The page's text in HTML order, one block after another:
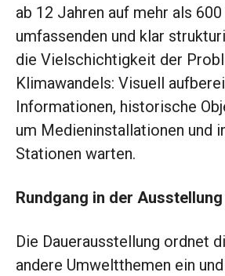
ab 12 Jahren auf mehr als 600
umfassenden und klar
die Vielschichtigkeit der
Klima­wandels: Visuell
Informationen, historische
um Medien­installationen und
Stationen warten.
Rundgang in der Ausstellung
Die Dauerausstellung ordnet
andere Umweltthemen ein